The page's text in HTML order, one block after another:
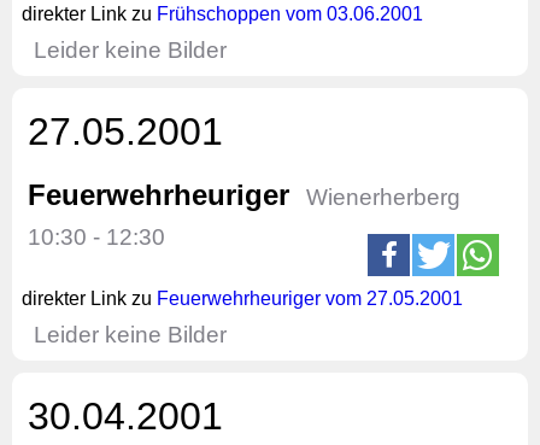
direkter Link zu Frühschoppen vom 03.06.2001
Leider keine Bilder
27.05.2001
Feuerwehrheuriger
Wienerherberg
10:30 - 12:30
direkter Link zu Feuerwehrheuriger vom 27.05.2001
Leider keine Bilder
30.04.2001